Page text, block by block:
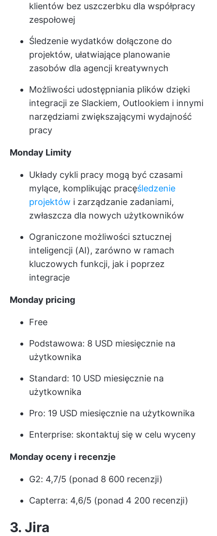
klientów bez uszczerbku dla współpracy
zespołowej
Śledzenie wydatków dołączone do
projektów, ułatwiające planowanie
zasobów dla agencji kreatywnych
Możliwości udostępniania plików dzięki
integracji ze Slackiem, Outlookiem i innymi
narzędziami zwiększającymi wydajność
pracy
Monday Limity
Układy cykli pracy mogą być czasami
mylące, komplikując pracęśledzenie
projektów i zarządzanie zadaniami,
zwłaszcza dla nowych użytkowników
Ograniczone możliwości sztucznej
inteligencji (AI), zarówno w ramach
kluczowych funkcji, jak i poprzez
integracje
Monday pricing
Free
Podstawowa: 8 USD miesięcznie na
użytkownika
Standard: 10 USD miesięcznie na
użytkownika
Pro: 19 USD miesięcznie na użytkownika
Enterprise: skontaktuj się w celu wyceny
Monday oceny i recenzje
G2: 4,7/5 (ponad 8 600 recenzji)
Capterra: 4,6/5 (ponad 4 200 recenzji)
3. Jira